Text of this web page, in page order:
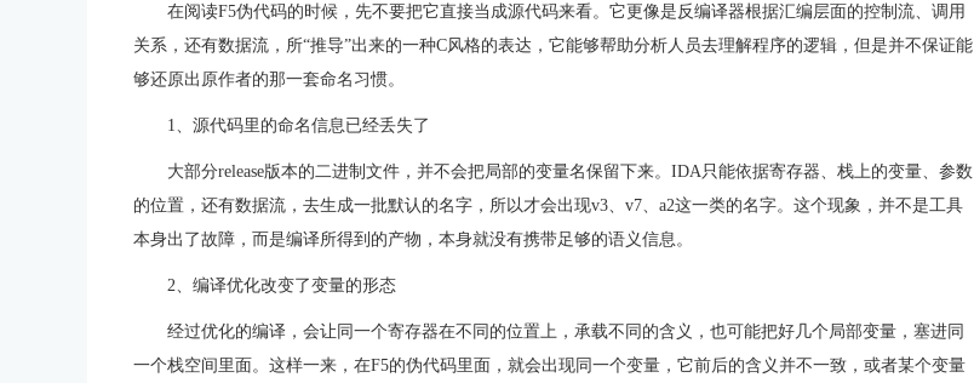
在阅读F5伪代码的时候，先不要把它直接当成源代码来看。它更像是反编译器根据汇编层面的控制流、调用
关系，还有数据流，所“推导”出来的一种C风格的表达，它能够帮助分析人员去理解程序的逻辑，但是并不保证能
够还原出原作者的那一套命名习惯。
1、源代码里的命名信息已经丢失了
大部分release版本的二进制文件，并不会把局部的变量名保留下来。IDA只能依据寄存器、栈上的变量、参数
的位置，还有数据流，去生成一批默认的名字，所以才会出现v3、v7、a2这一类的名字。这个现象，并不是工具
本身出了故障，而是编译所得到的产物，本身就没有携带足够的语义信息。
2、编译优化改变了变量的形态
经过优化的编译，会让同一个寄存器在不同的位置上，承载不同的含义，也可能把好几个局部变量，塞进同
一个栈空间里面。这样一来，在F5的伪代码里面，就会出现同一个变量，它前后的含义并不一致，或者某个变量